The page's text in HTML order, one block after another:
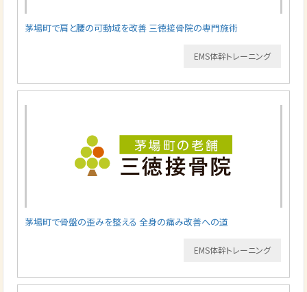
茅場町で肩と腰の可動域を改善 三徳接骨院の専門施術
EMS体幹トレーニング
茅場町で骨盤の歪みを整える 全身の痛み改善への道
EMS体幹トレーニング